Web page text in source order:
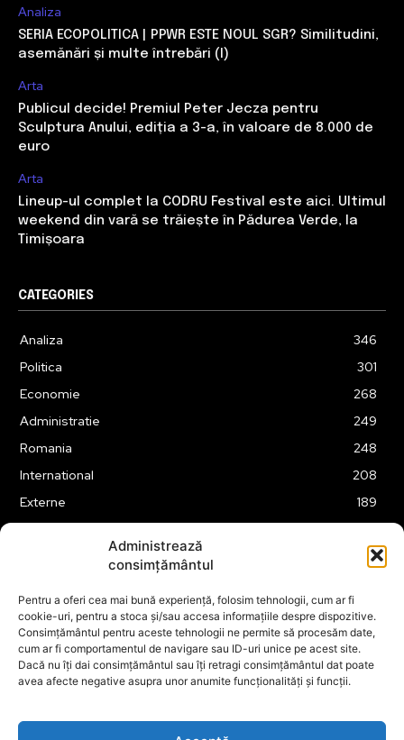
Administrează
consimțământul
Pentru a oferi cea mai bună experiență, folosim tehnologii, cum ar fi
cookie-uri, pentru a stoca și/sau accesa informațiile despre dispozitive.
Consimțământul pentru aceste tehnologii ne permite să procesăm date,
cum ar fi comportamentul de navigare sau ID-uri unice pe acest site.
Dacă nu îți dai consimțământul sau îți retragi consimțământul dat poate
avea afecte negative asupra unor anumite funcționalități și funcții.
Analiza
SERIA ECOPOLITICA | PPWR ESTE NOUL SGR? Similitudini,
asemănări și multe întrebări (I)
Arta
Publicul decide! Premiul Peter Jecza pentru
Sculptura Anului, ediția a 3-a, în valoare de 8.000 de
euro
Arta
Lineup-ul complet la CODRU Festival este aici. Ultimul
weekend din vară se trăiește în Pădurea Verde, la
Timișoara
CATEGORIES
Analiza
346
Politica
301
Economie
268
Administratie
249
Romania
248
International
208
Externe
189
175
Financiar
160
ABUZURI
158
Social
157
Cultura
149